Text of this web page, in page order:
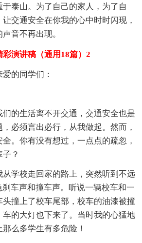
泰山。为了自己的家人，为了自
交通安全在你我的心中时时闪现，
音不再出现。
演讲稿（通用18篇）2
的同学们：
的生活离不开交通，交通安全也是
必须言出必行，从我做起。然而，
。你有没有想过，一点点的疏忽，
？
从学校走回家的路上，突然听到不远
车声和撞车声。听说一辆校车和一
撞上了校车尾部，校车的油漆被撞
的大灯也下来了。当时我的心猛地
么多学生有多危险！